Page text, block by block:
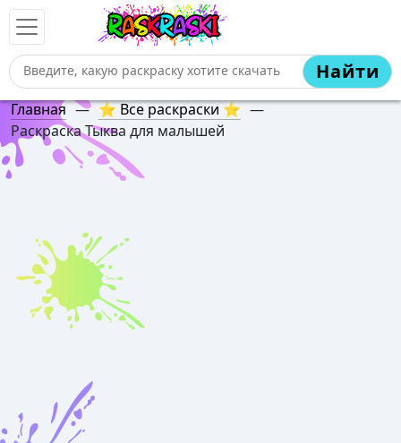
Найти
Главная — ⭐ Все раскраски ⭐ —
Раскраска Тыква для малышей